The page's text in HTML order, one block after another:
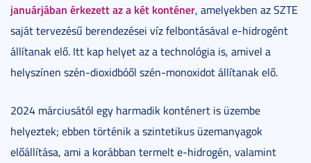
januárjában érkezett az a két konténer, amelyekben az SZTE
saját tervezésű berendezései víz felbontásával e-hidrogént
állítanak elő. Itt kap helyet az a technológia is, amivel a
helyszínen szén-dioxidbóől szén-monoxidot állítanak elő.
2024 márciusától egy harmadik konténert is üzembe
helyeztek; ebben történik a szintetikus üzemanyagok
előállítása, ami a korábban termelt e-hidrogén, valamint